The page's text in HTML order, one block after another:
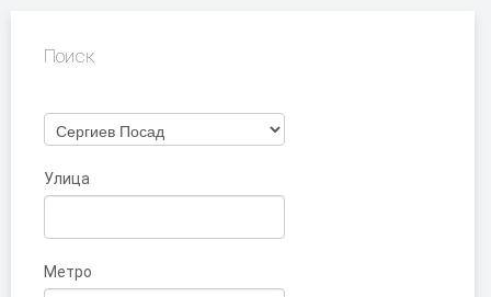
Поиск
Улица
Метро